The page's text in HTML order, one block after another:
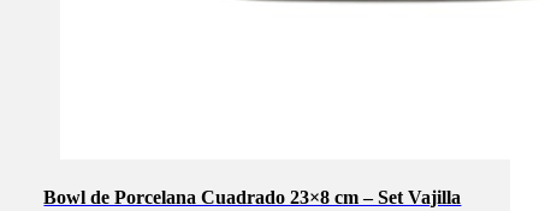
Bowl de Porcelana Cuadrado 23×8 cm – Set Vajilla